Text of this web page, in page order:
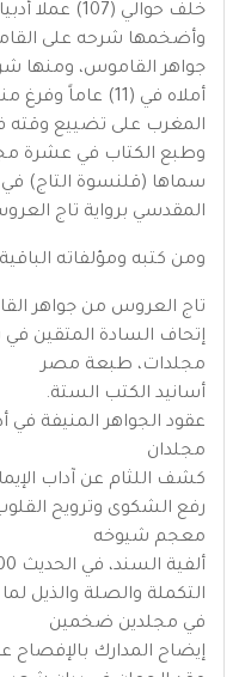
خلف حوالي
وأضخمها شرحه على
جواهر القاموس، ومنها
المغرب على تضييع وقته
وطبع الكتاب في عشرة
سماها (قلنسوة التاج) في
المقدسي برواية تاج
ومن كتبه ومؤلفاته الباقية
تاج العروس من جواهر القاموس،
مجلدات، طبعة مصر
أسانيد الكتب الستة.
عقود الجواهر المنيفة في
مجلدان
كشف اللثام عن آداب
رفع الشكوى وترويح
معجم شيوخه
ألفية السند، في الحديث 1500 بيت، وشرحها
التكملة والصلة والذيل
في مجلدين ضخمين
إيضاح المدارك بالإفصاح